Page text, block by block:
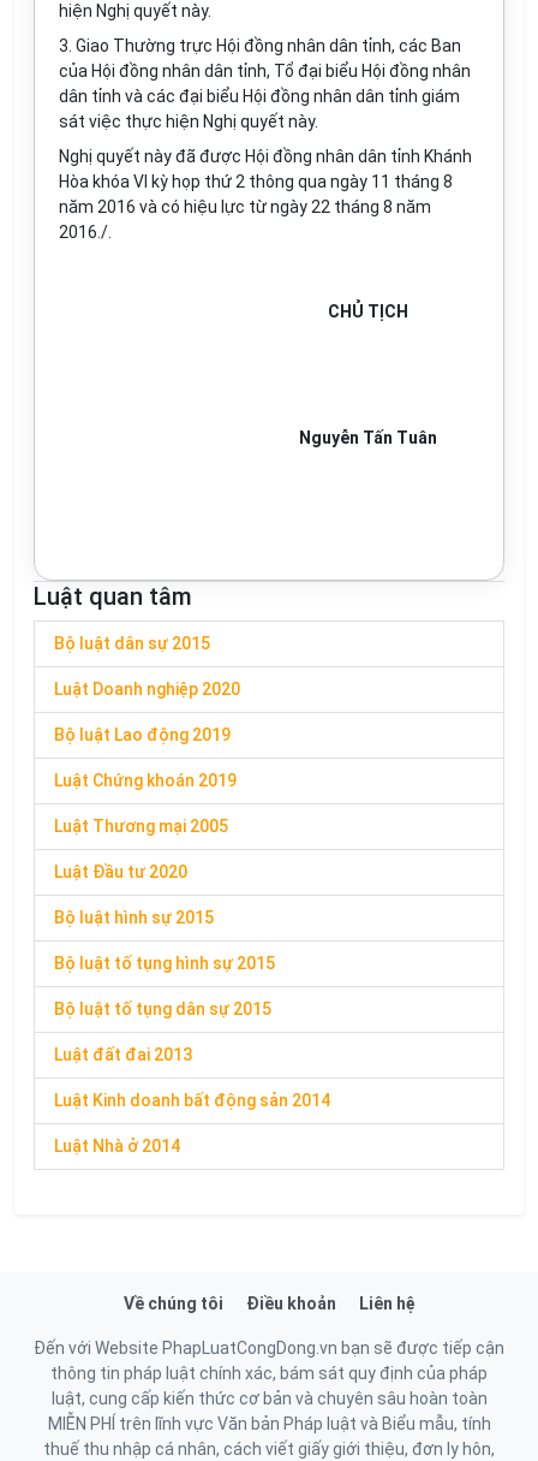
hiện Nghị quyết này.
3. Giao Thường trực Hội đồng nhân dân tỉnh, các Ban
của Hội đồng nhân dân tỉnh, Tổ đại biểu Hội đồng nhân
dân tỉnh và các đại biểu Hội đồng nhân dân tỉnh giám
sát việc thực hiện Nghị quyết này.
Nghị quyết này đã được Hội đồng nhân dân tỉnh Khánh
Hòa khóa VI kỳ họp thứ 2 thông qua ngày 11 tháng 8
năm 2016 và có hiệu lực từ ngày 22 tháng 8 năm
2016./.
CHỦ TỊCH
Nguyễn Tấn Tuân
Luật quan tâm
Bộ luật dân sự 2015
Luật Doanh nghiệp 2020
Bộ luật Lao động 2019
Luật Chứng khoán 2019
Luật Thương mại 2005
Luật Đầu tư 2020
Bộ luật hình sự 2015
Bộ luật tố tụng hình sự 2015
Bộ luật tố tụng dân sự 2015
Luật đất đai 2013
Luật Kinh doanh bất động sản 2014
Luật Nhà ở 2014
Về chúng tôi Điều khoản Liên hệ
Đến với Website PhapLuatCongDong.vn bạn sẽ được tiếp cận
thông tin pháp luật chính xác, bám sát quy định của pháp
luật, cung cấp kiến thức cơ bản và chuyên sâu hoàn toàn
MIỄN PHÍ trên lĩnh vực Văn bản Pháp luật và Biểu mẫu, tính
thuế thu nhập cá nhân, cách viết giấy giới thiệu, đơn ly hôn,